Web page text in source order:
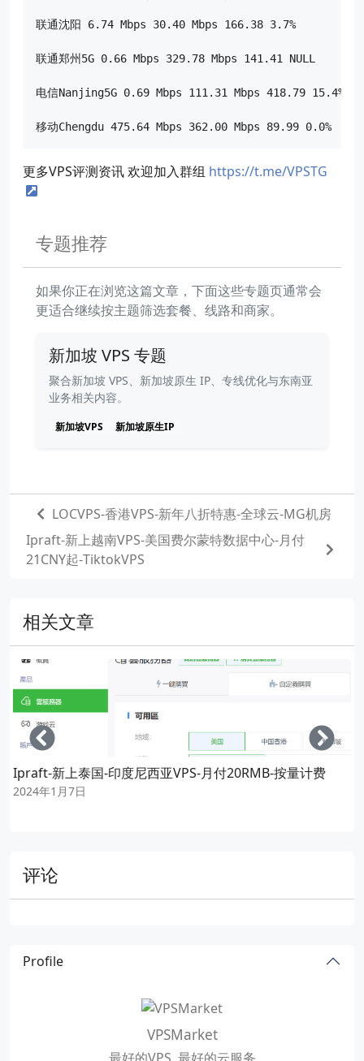
联通沈阳 6.74 Mbps 30.40 Mbps 166.38 3.7%
联通郑州5G 0.66 Mbps 329.78 Mbps 141.41 NULL
电信Nanjing5G 0.69 Mbps 111.31 Mbps 418.79 15.4%
更多VPS评测资讯 欢迎加入群组 https://t.me/VPSTG
专题推荐
如果你正在浏览这篇文章，下面这些专题页通常会
更适合继续按主题筛选套餐、线路和商家。
新加坡 VPS 专题
聚合新加坡 VPS、新加坡原生 IP、专线优化与东南亚
业务相关内容。
新加坡VPS 新加坡原生IP
LOCVPS-香港VPS-新年八折特惠-全球云-MG机房
Ipraft-新上越南VPS-美国费尔蒙特数据中心-月付
21CNY起-TiktokVPS
相关文章
Ipraft-新上泰国-印度尼西亚VPS-月付20RMB-按量计费
2024年1月7日
Left
评论
Profile
VPSMarket